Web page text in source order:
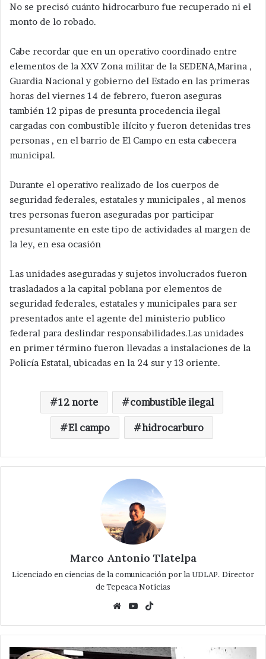
No se precisó cuánto hidrocarburo fue recuperado ni el
monto de lo robado.
Cabe recordar que en un operativo coordinado entre
elementos de la XXV Zona militar de la SEDENA,Marina ,
Guardia Nacional y gobierno del Estado en las primeras
horas del viernes 14 de febrero, fueron aseguras
también 12 pipas de presunta procedencia ilegal
cargadas con combustible ilícito y fueron detenidas tres
personas , en el barrio de El Campo en esta cabecera
municipal.
Durante el operativo realizado de los cuerpos de
seguridad federales, estatales y municipales , al menos
tres personas fueron aseguradas por participar
presuntamente en este tipo de actividades al margen de
la ley, en esa ocasión
Las unidades aseguradas y sujetos involucrados fueron
trasladados a la capital poblana por elementos de
seguridad federales, estatales y municipales para ser
presentados ante el agente del ministerio publico
federal para deslindar responsabilidades.Las unidades
en primer término fueron llevadas a instalaciones de la
Policía Estatal, ubicadas en la 24 sur y 13 oriente.
12 norte combustible ilegal
El campo hidrocarburo
Marco Antonio Tlatelpa
Licenciado en ciencias de la comunicación por la UDLAP. Director
de Tepeaca Noticias
WebsiteYouTube
Sin